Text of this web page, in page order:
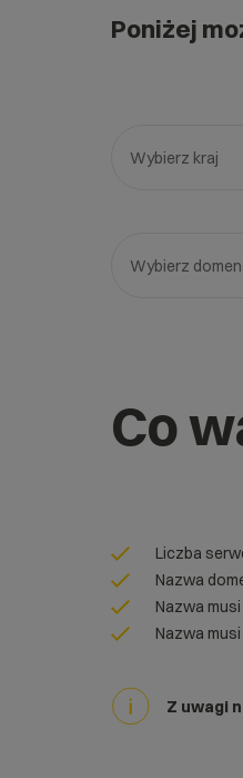
Poniżej
Wybierz kraj
Wybierz
Co
Liczba
Nazwa
Nazwa
Nazwa
Z uwagi